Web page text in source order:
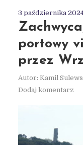
3 października
portowy
przez
Autor: Kamil
Dodaj komentarz